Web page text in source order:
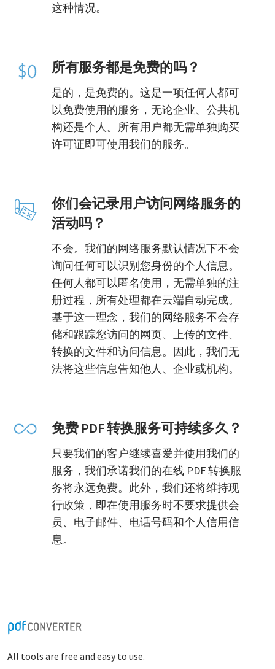
这种情况。
所有服务都是免费的吗？
是的，是免费的。这是一项任何人都可
以免费使用的服务，无论企业、公共机
构还是个人。所有用户都无需单独购买
许可证即可使用我们的服务。
你们会记录用户访问网络服务的
活动吗？
不会。我们的网络服务默认情况下不会
询问任何可以识别您身份的个人信息。
任何人都可以匿名使用，无需单独的注
册过程，所有处理都在云端自动完成。
基于这一理念，我们的网络服务不会存
储和跟踪您访问的网页、上传的文件、
转换的文件和访问信息。因此，我们无
法将这些信息告知他人、企业或机构。
免费 PDF 转换服务可持续多久？
只要我们的客户继续喜爱并使用我们的
服务，我们承诺我们的在线 PDF 转换服
务将永远免费。此外，我们还将维持现
行政策，即在使用服务时不要求提供会
员、电子邮件、电话号码和个人信用信
息。
All tools are free and easy to use.